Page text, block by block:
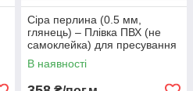
Сіра перлина (0.5 мм,
глянець) ‒ Плівка ПВХ (не
самоклейка) для пресування
на МДФ
В наявності